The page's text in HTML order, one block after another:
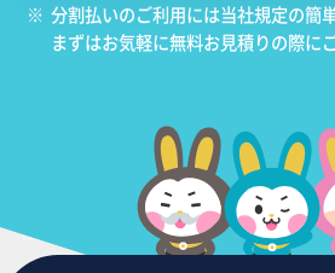
※ 分割払いのご利用には当社規定の簡
まずはお気軽に無料お見積りの際に